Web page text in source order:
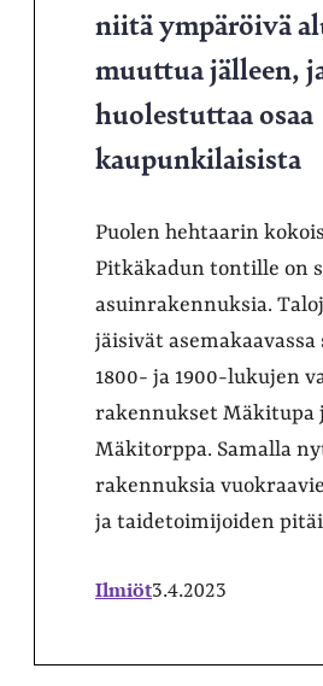
niitä ympäröivä
muuttua jälleen,
huolestuttaa osaa
kaupunkilaisista
Puolen hehtaarin
Pitkäkadun tontille on
asuinrakennuksia.
jäisivät
1800- ja 1900-lukujen
rakennukset Mäkitupa
Mäkitorppa. Samalla
rakennuksia
ja taidetoimijoiden
Ilmiöt3.4.2023